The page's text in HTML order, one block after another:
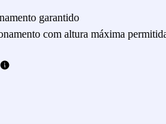
do seu desporto favorito
Além disso, a sua
acesso rápido às principais vias de
para e desde a cidade.
do
garantido
com altura máxima